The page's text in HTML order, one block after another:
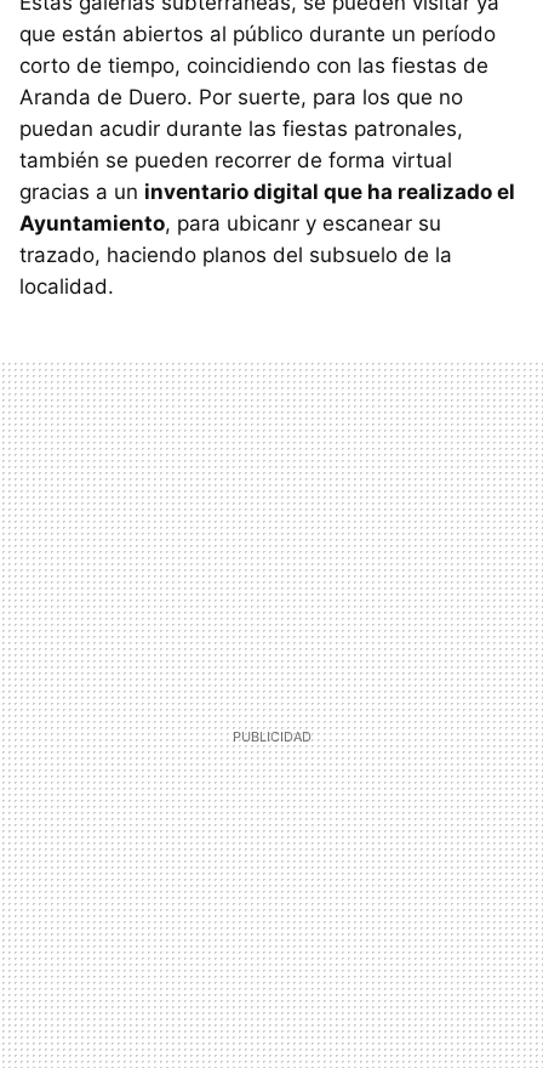
que están abiertos al público durante un período
corto de tiempo, coincidiendo con las fiestas de
Aranda de Duero. Por suerte, para los que no
puedan acudir durante las fiestas patronales,
también se pueden recorrer de forma virtual
gracias a un inventario digital que ha realizado el
Ayuntamiento, para ubicanr y escanear su
trazado, haciendo planos del subsuelo de la
localidad.